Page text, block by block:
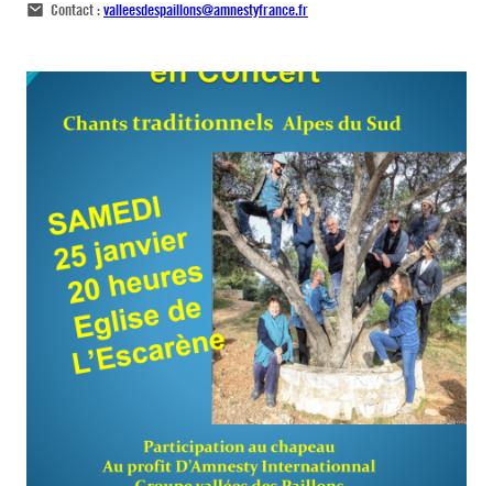
Contact :valleesdespaillons@amnestyfrance.fr